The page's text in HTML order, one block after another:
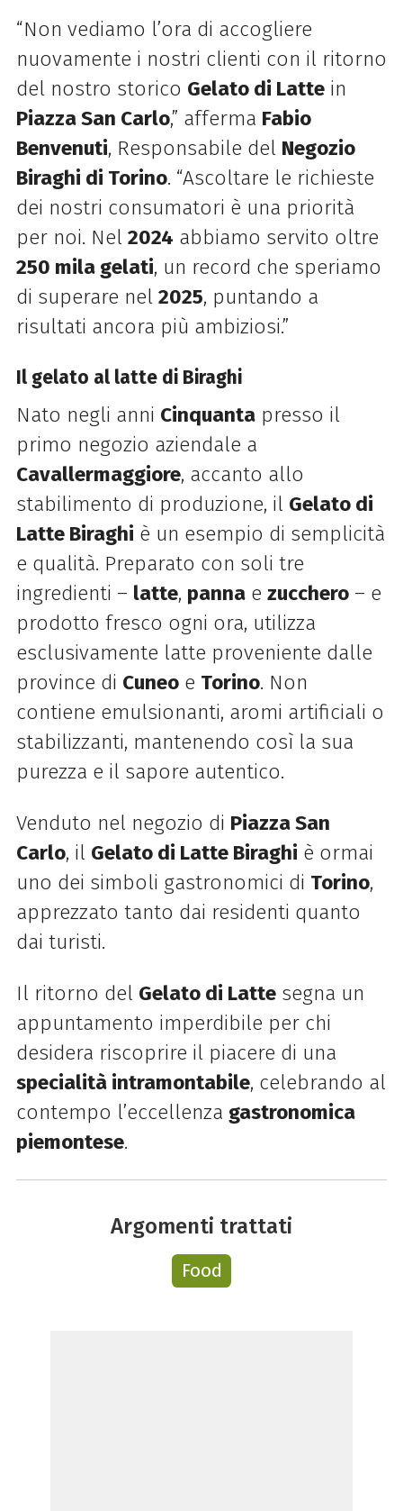
“Non vediamo l’ora di accogliere
nuovamente i nostri clienti con il ritorno
del nostro storico Gelato di Lattein
Piazza San Carlo,” afferma Fabio
Benvenuti, Responsabile del Negozio
Biraghi di Torino. “Ascoltare le richieste
dei nostri consumatori è una priorità
per noi. Nel 2024 abbiamo servito oltre
250 mila gelati, un record che speriamo
di superare nel 2025, puntando a
risultati ancora più ambiziosi.”
Il gelato al latte di Biraghi
Nato negli anni Cinquantapresso il
primo negozio aziendale a
Cavallermaggiore, accanto allo
stabilimento di produzione, il Gelato di
Latte Biraghi è un esempio di semplicità
e qualità. Preparato con soli tre
ingredienti – latte, pannae zucchero– e
prodotto fresco ogni ora, utilizza
esclusivamente latte proveniente dalle
province di Cuneoe Torino. Non
contiene emulsionanti, aromi artificiali o
stabilizzanti, mantenendo così la sua
purezza e il sapore autentico.
Venduto nel negozio di Piazza San
Carlo, il Gelato di Latte Biraghi è ormai
uno dei simboli gastronomici di Torino,
apprezzato tanto dai residenti quanto
dai turisti.
Il ritorno del Gelato di Lattesegna un
appuntamento imperdibile per chi
desidera riscoprire il piacere di una
specialità intramontabile, celebrando al
contempo l’eccellenza gastronomica
piemontese.
Argomenti trattati
Food